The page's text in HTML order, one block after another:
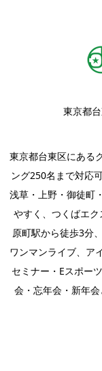
東京都
東京都台東区にある
ング250名まで対応
浅草・上野・御徒町
やすく、つくばエ
原町駅から徒歩3分
ワンマンライブ、 ア
セミナー・ Eスポーツ
会・忘年会・新年